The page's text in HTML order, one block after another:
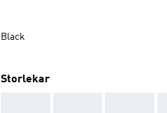
Black
Storlekar